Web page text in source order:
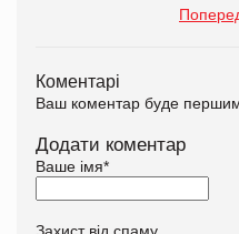
Коментарі
Ваш коментар буде
Додати коментар
Ваше імя*
Захист від спаму